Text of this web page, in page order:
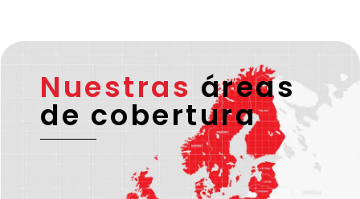
Nuestras áreas
de cobertura